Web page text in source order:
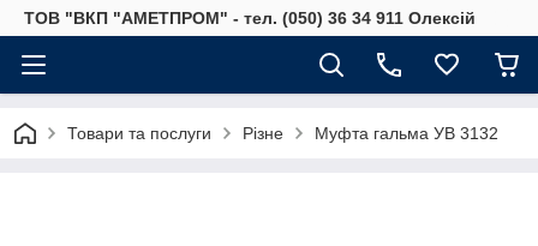
ТОВ "ВКП "АМЕТПРОМ" - тел. (050) 36 34 911 Олексій
Товари та послуги Різне Муфта гальма УВ 3132